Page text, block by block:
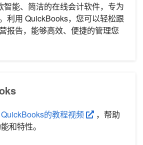
智能、简洁的在线会计软件，专为
利用 QuickBooks，您可以轻松跟
报告，能够高效、便捷的管理您
QuickBooks的教程视频
，帮助
和特性。